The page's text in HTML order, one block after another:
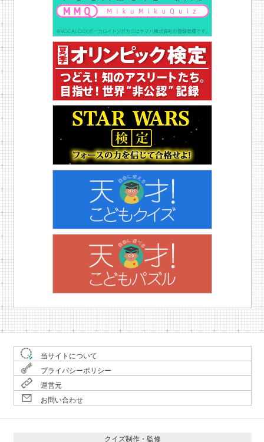
当サイトについて
プライバシーポリシー
運営元
お問い合わせ
クイズ制作・監修